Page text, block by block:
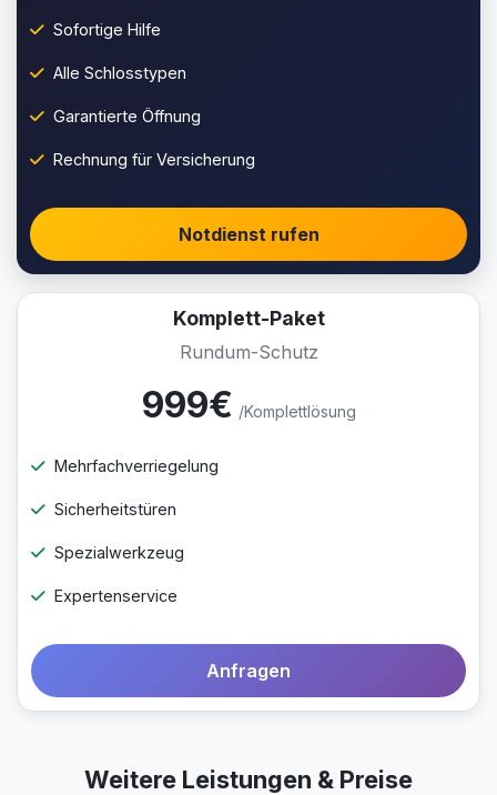
Sofortige Hilfe
Alle Schlosstypen
Garantierte Öffnung
Rechnung für Versicherung
Notdienst rufen
Komplett-Paket
Rundum-Schutz
999€ /Komplettlösung
Mehrfachverriegelung
Sicherheitstüren
Spezialwerkzeug
Expertenservice
Anfragen
Weitere Leistungen & Preise